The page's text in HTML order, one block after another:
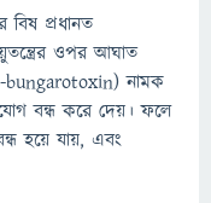
বিষ প্রধানত
ওপর আঘাত
bungarotoxin) নামক
বন্ধ করে দেয়। ফলে
হয়ে যায়, এবং